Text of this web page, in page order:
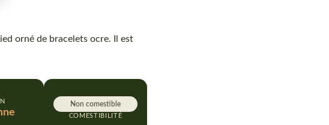
orné de bracelets ocre. Il est
COMESTIBILITÉ
Non comestible